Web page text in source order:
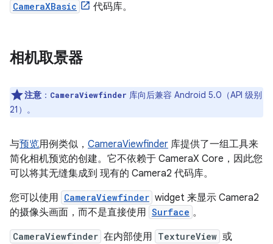
CameraXBasic 代码库。
相机取景器
注意 ： CameraViewfinder 库向后兼容 Android 5.0（API 级别
21）。
与预览用例类似， CameraViewfinder 库提供了一组工具来
简化相机预览的创建。它不依赖于 CameraX Core，因此您
可以将其无缝集成到 现有的 Camera2 代码库。
您可以使用 CameraViewfinder widget 来显示 Camera2
的摄像头画面，而不是直接使用 Surface 。
CameraViewfinder 在内部使用 TextureView 或